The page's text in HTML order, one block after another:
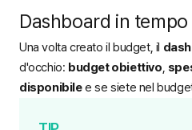
Dashboard in
Una volta creato il budget, il
d'occhio: budget obiettivo,
disponibilee se siete nel